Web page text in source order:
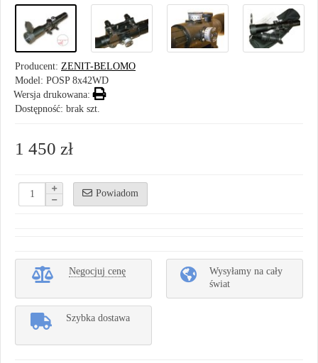
Producent: ZENIT-BELOMO
Model: POSP 8x42WD
Wersja drukowana:
Dostępność: brak szt.
1 450 zł
Powiadom
Negocjuj cenę
Wysyłamy na cały
świat
Szybka dostawa